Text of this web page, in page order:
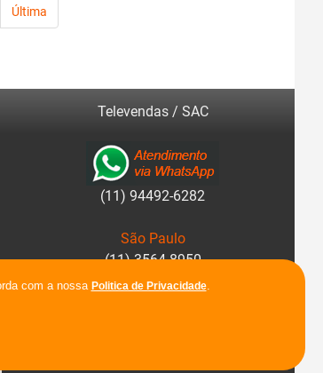
com a nossa Politica de Privacidade.
Última
Televendas / SAC
(11) 94492-6282
São Paulo
(11) 3564-8950